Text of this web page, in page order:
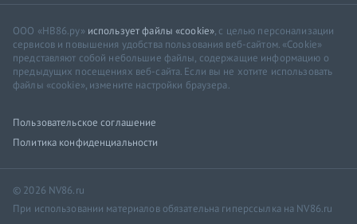
ООО «НВ86.ру» использует файлы «cookie», с целью персонализации
сервисов и повышения удобства пользования веб-сайтом. «Cookie»
представляют собой небольшие файлы, содержащие информацию о
предыдущих посещениях веб-сайта. Если вы не хотите использовать
файлы «cookie», измените настройки браузера.
Пользовательское соглашение
Политика конфиденциальности
© 2026 NV86.ru
При использовании материалов обязательна гиперссылка на NV86.ru